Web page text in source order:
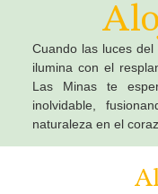
Cuando las luces
ilumina con el
Las Minas te
inolvidable,
naturaleza en el